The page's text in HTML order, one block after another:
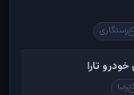
رستگاری
تارا
رضا